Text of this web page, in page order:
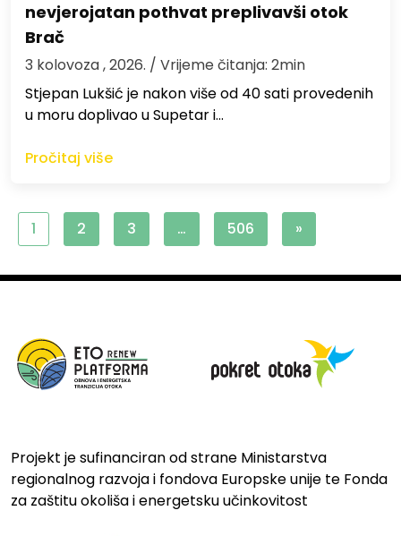
nevjerojatan pothvat preplivavši otok
Brač
3 kolovoza , 2026. / Vrijeme čitanja: 2min
St​jepan Lukšić je nakon više od 40 sati provedenih
u moru doplivao u Supetar i…
Pročitaj više
1 2 3 … 506 »
Projekt je sufinanciran od strane Ministarstva
regionalnog razvoja i fondova Europske unije te Fonda
za zaštitu okoliša i energetsku učinkovitost